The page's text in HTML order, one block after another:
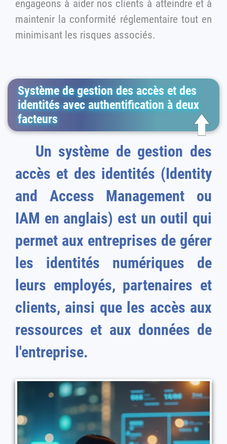
engageons à aider nos clients à atteindre et à
maintenir la conformité réglementaire tout en
minimisant les risques associés.
Système de gestion des accès et des
identités avec authentification à deux
facteurs
Un système de gestion des
accès et des identités (Identity
and Access Management ou
IAM en anglais) est un outil qui
permet aux entreprises de gérer
les identités numériques de
leurs employés, partenaires et
clients, ainsi que les accès aux
ressources et aux données de
l'entreprise.